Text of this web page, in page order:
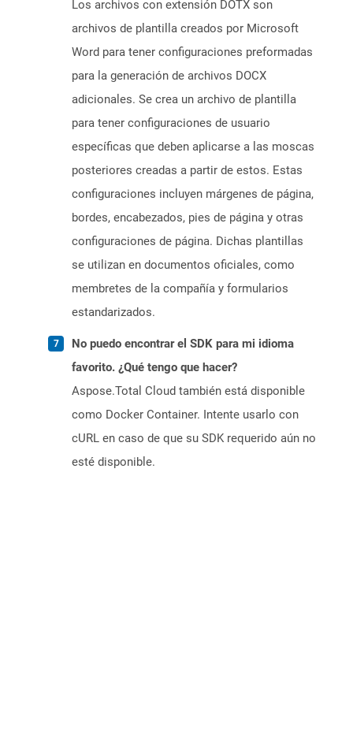
Los archivos con extensión DOTX son
archivos de plantilla creados por Microsoft
Word para tener configuraciones preformadas
para la generación de archivos DOCX
adicionales. Se crea un archivo de plantilla
para tener configuraciones de usuario
específicas que deben aplicarse a las moscas
posteriores creadas a partir de estos. Estas
configuraciones incluyen márgenes de página,
bordes, encabezados, pies de página y otras
configuraciones de página. Dichas plantillas
se utilizan en documentos oficiales, como
membretes de la compañía y formularios
estandarizados.
No puedo encontrar el SDK para mi idioma
favorito. ¿Qué tengo que hacer?
Aspose.Total Cloud también está disponible
como Docker Container. Intente usarlo con
cURL en caso de que su SDK requerido aún no
esté disponible.